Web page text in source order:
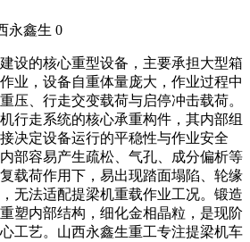
永鑫生 0
设的核心重型设备，主要承担大型箱
业，设备自重体量庞大，作业过程中
压、行走交变载荷与启停冲击载荷。
行走系统的核心承重构件，其内部组
决定设备运行的平稳性与作业安全
部容易产生疏松、气孔、成分偏析等
载荷作用下，易出现踏面塌陷、轮缘
无法适配提梁机重载作业工况。锻造
塑内部结构，细化金相晶粒，是现阶
工艺。山西永鑫生重工专注提梁机车